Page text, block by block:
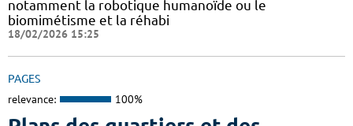
notamment la robotique humanoïde ou le
biomimétisme et la réhabi
18/02/2026 15:25
PAGES
relevance: 100%